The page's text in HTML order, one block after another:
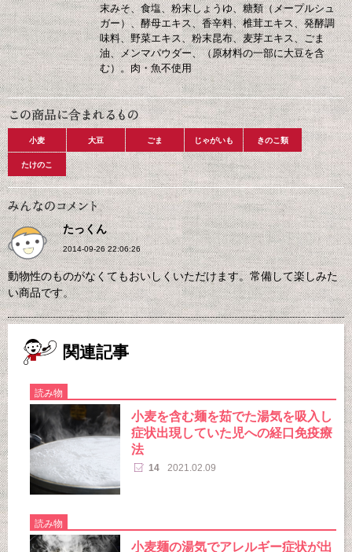
末みそ、食塩、粉末しょうゆ、糖類（メープルシュ
ガー）、酵母エキス、香辛料、椎茸エキス、発酵調
味料、野菜エキス、粉末昆布、麦芽エキス、ごま
油、メンマパウダー、（原材料の一部に大豆を含
む）。肉・魚不使用
小麦 大豆 ごま じゃがいも きのこ類
たけのこ
たっくん
2014-09-26 22:06:26
動物性のものがなくてもおいしくいただけます。常備して楽しみた
い商品です。
関連記事
読み物
小麦を含む麺を茹でた湯気を吸入し
症状出現していた児への経口免疫療
法
14 2021.02.09
読み物
小麦麺の湯気でアレルギー症状が出